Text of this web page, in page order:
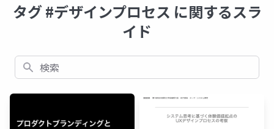
タグ #デザインプロセス に関するスラ
イド
検索